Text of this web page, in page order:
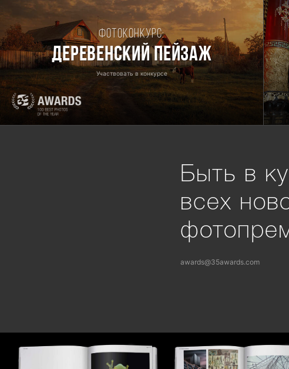
Фотоконкурс:
Деревенский пейзаж
Участвовать в конкурсе
Быть в
всех
awards@35awards.com